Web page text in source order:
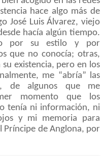
hace algo más de
José Luis Álvarez, viejo
hacía algún tiempo.
por su estilo y por
que no conocía; otras,
existencia, pero en los
me “abría” las
de algunos que me
momento que los
tenía ni información, ni
y mi memoria para
Príncipe de Anglona, por